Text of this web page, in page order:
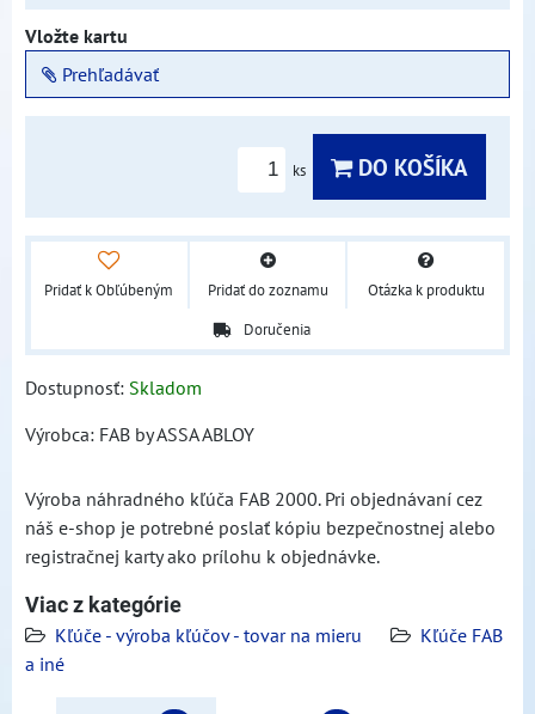
Vložte kartu
Prehľadávať
ks DO KOŠÍKA
Pridať k Obľúbeným Pridať do zoznamu
Otázka k produktu
Doručenia
Dostupnosť: Skladom
Výrobca: FAB by ASSA ABLOY
Výroba náhradného kľúča FAB 2000. Pri objednávaní cez
náš e-shop je potrebné poslať kópiu bezpečnostnej alebo
registračnej karty ako prílohu k objednávke.
Viac z kategórie
Kľúče - výroba kľúčov - tovar na mieru
Kľúče FAB
a iné